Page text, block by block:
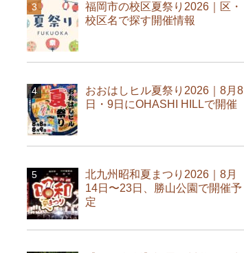
福岡市の校区夏祭り2026｜区・
校区名で探す開催情報
おおはしヒル夏祭り2026｜8月8
日・9日にOHASHI HILLで開催
北九州昭和夏まつり2026｜8月
14日〜23日、勝山公園で開催予
定